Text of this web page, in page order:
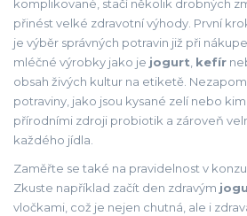
komplikované, stačí několik drobných
přinést velké zdravotní výhody. První
je výběr správných potravin již při
mléčné výrobky jako je jogurt, kefír
obsah živých kultur na etiketě.
potraviny, jako jsou kysané zelí nebo
přírodními zdroji probiotik a zároveň
každého jídla.
Zaměřte se také na pravidelnost v
Zkuste například začít den zdravým
vločkami, což je nejen chutná, ale i